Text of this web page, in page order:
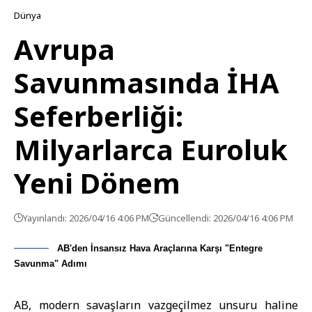
Dünya
Avrupa
Savunmasında İHA
Seferberliği:
Milyarlarca Euroluk
Yeni Dönem
Yayınlandı: 2026/04/16 4:06 PM Güncellendi: 2026/04/16 4:06 PM
AB'den İnsansız Hava Araçlarına Karşı "Entegre
Savunma" Adımı
AB, modern savaşların vazgeçilmez unsuru haline